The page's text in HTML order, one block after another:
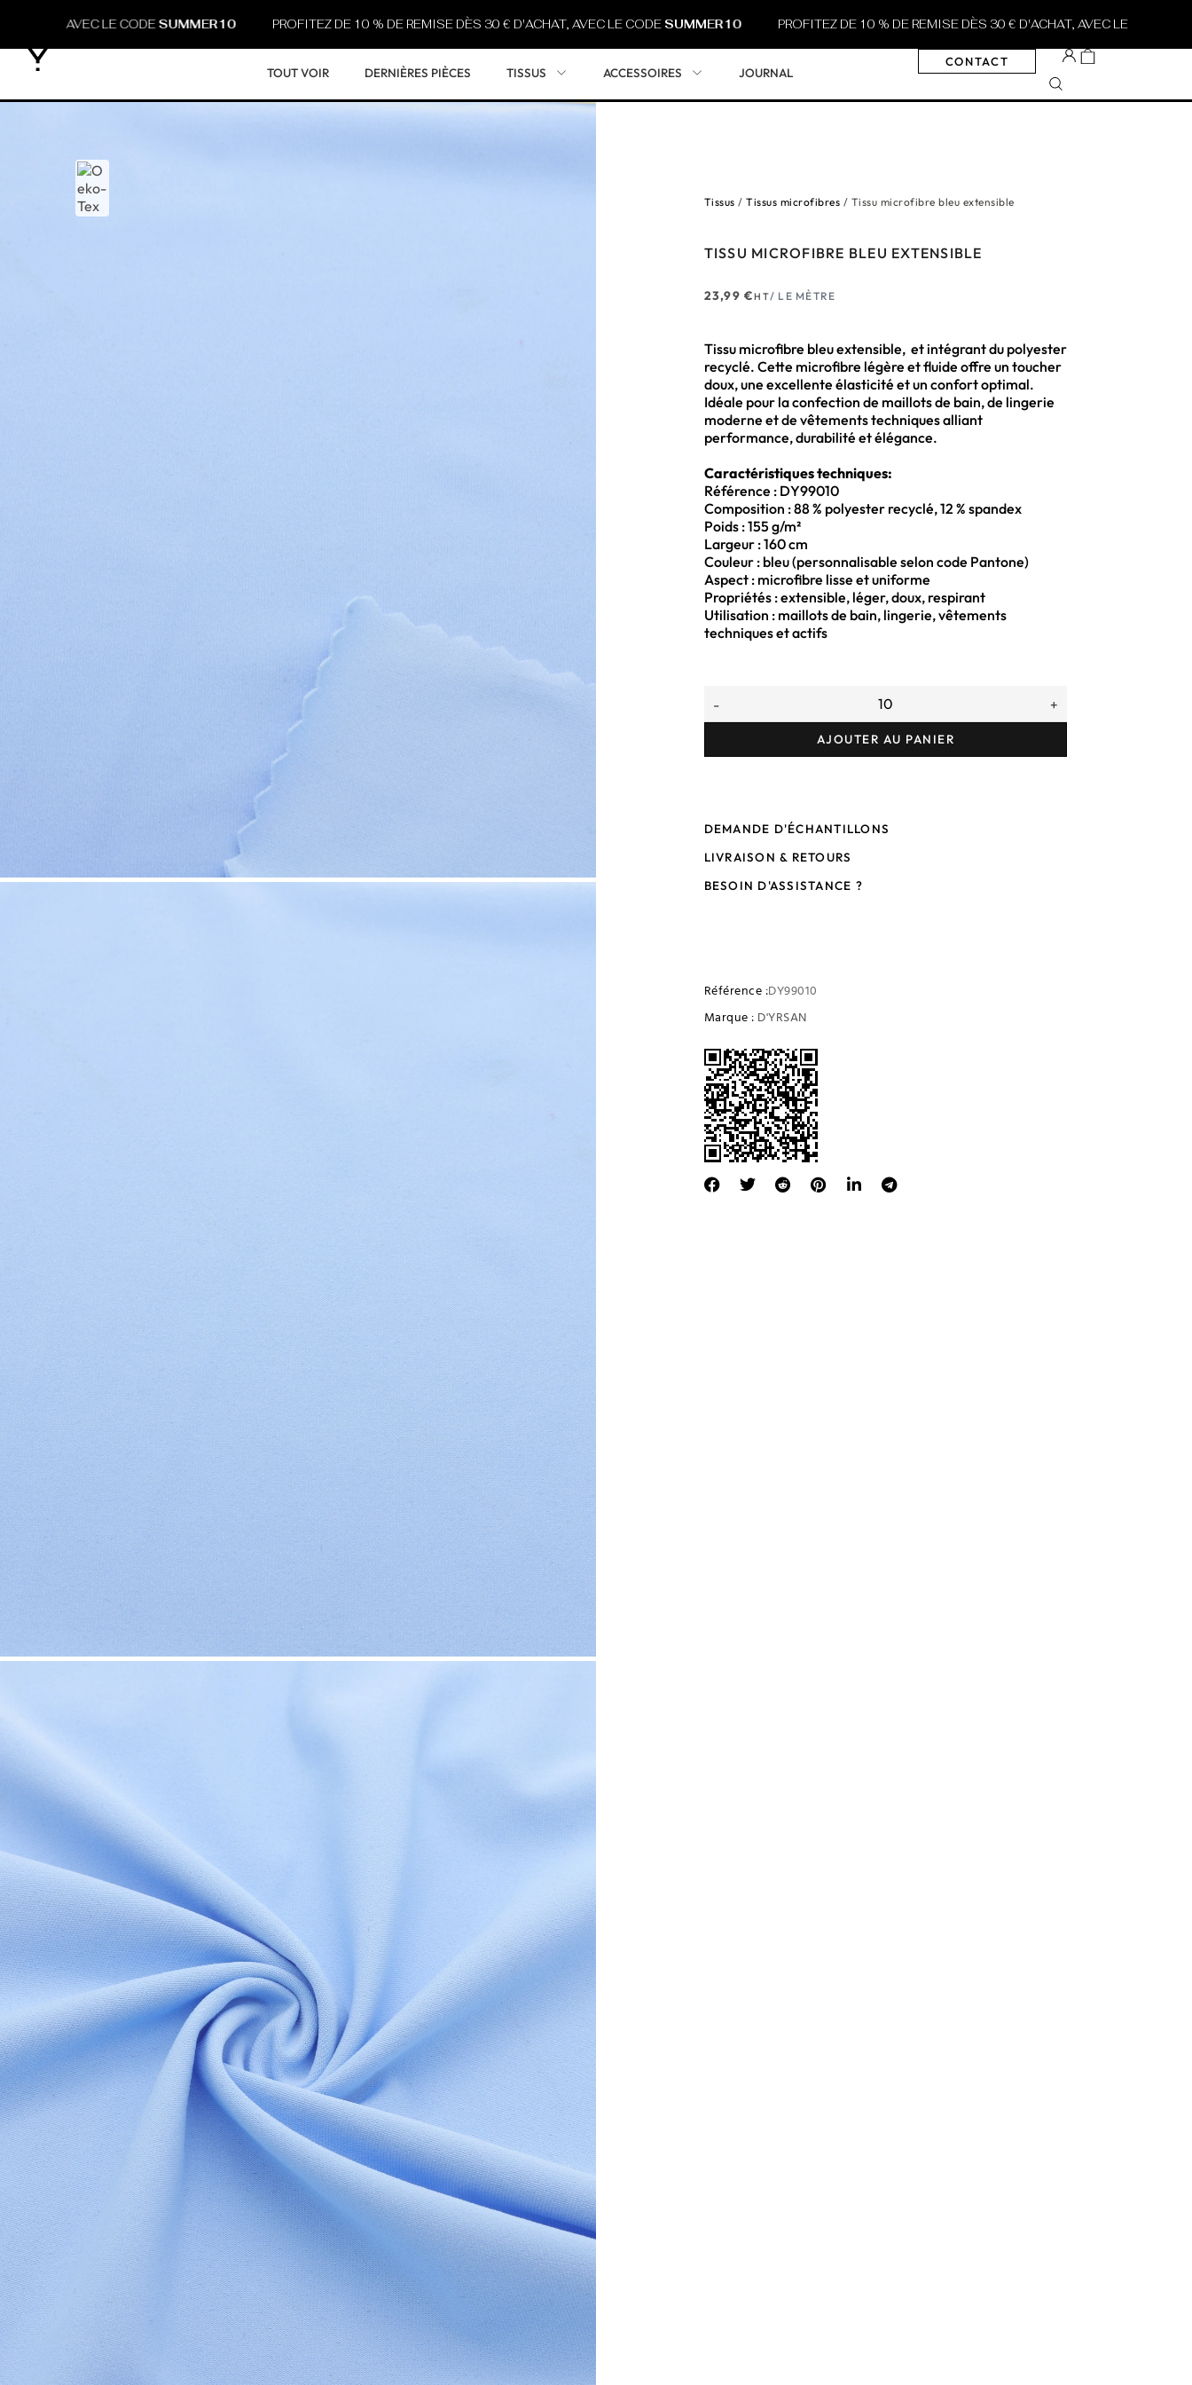
AVEC LE CODESUMMER10 PROFITEZ DE 10 % DE REMISE DÈS 30 € D'ACHAT, AVEC LE CODE SUMMER10 PROFITEZ DE 10 % DE REMISE DÈS 30 € D'ACHAT, AVEC LE CODE SUMMER10
TOUT VOIR DERNIÈRES PIÈCES TISSUS ACCESSOIRES JOURNAL
CONTACT
Tissus /Tissus microfibres / Tissu microfibre bleu extensible
TISSU MICROFIBRE BLEU EXTENSIBLE
23,99€HT/ LE MÈTRE
Tissu microfibre bleu extensible, et intégrant du polyester
recyclé. Cette microfibre légère et fluide offre un toucher
doux, une excellente élasticité et un confort optimal.
Idéale pour la confection de maillots de bain, de lingerie
moderne et de vêtements techniques alliant
performance, durabilité et élégance.
Caractéristiques techniques:
Référence : DY99010
Composition : 88 % polyester recyclé, 12 % spandex
Poids : 155 g/m²
Largeur : 160 cm
Couleur : bleu (personnalisable selon code Pantone)
Aspect : microfibre lisse et uniforme
Propriétés : extensible, léger, doux, respirant
Utilisation : maillots de bain, lingerie, vêtements
techniques et actifs
+
-
AJOUTER AU PANIER
DEMANDE D'ÉCHANTILLONS
LIVRAISON & RETOURS
BESOIN D'ASSISTANCE ?
Référence :DY99010
Marque : D'YRSAN